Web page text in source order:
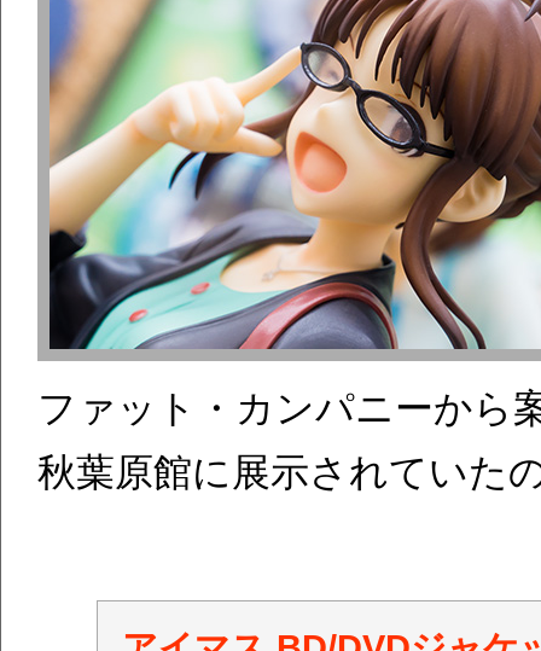
ファット・カンパニーから
秋葉原館に展示されていた